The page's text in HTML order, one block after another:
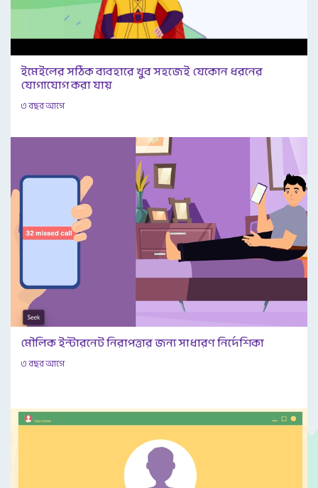
ইমেইলের সঠিক ব্যবহারে খুব সহজেই যেকোন ধরনের
যোগাযোগ করা যায়
৩ বছর আগে
মৌলিক ইন্টারনেট নিরাপত্তার জন্য সাধারণ নির্দেশিকা
৩ বছর আগে